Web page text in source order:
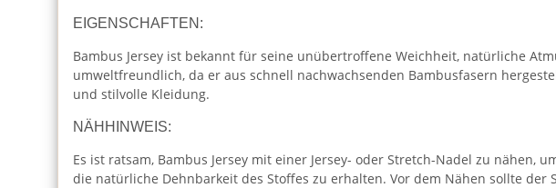
EIGENSCHAFTEN:
Bambus Jersey ist bekannt für seine unübertroffene Weichheit, natürliche
umweltfreundlich, da er aus schnell nachwachsenden Bambusfasern
und stilvolle Kleidung.
NÄHHINWEIS:
Es ist ratsam, Bambus Jersey mit einer Jersey- oder Stretch-Nadel zu nähen,
die natürliche Dehnbarkeit des Stoffes zu erhalten. Vor dem Nähen sollte